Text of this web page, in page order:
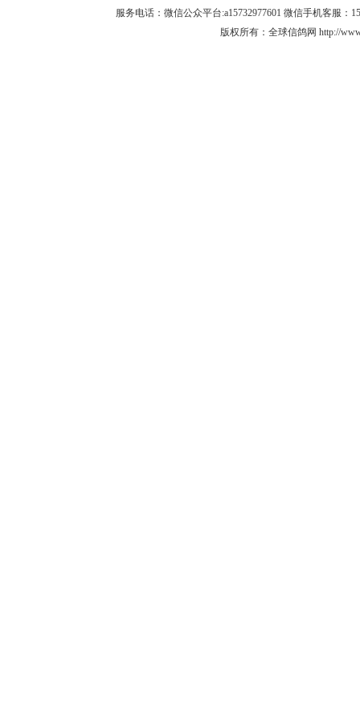
服务电话：微信公众平台:a15732977601 微信手机客服：
版权所有：全球信鸽网 http://